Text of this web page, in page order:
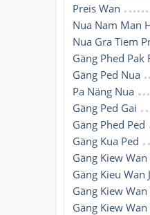
Preis Wan
Nua Nam Man
Nua Gra Tiem
Gäng Phed Pak
Gäng Ped Nua
Pa Näng Nua
Gäng Ped Gai
Gäng Phed Ped
Gäng Kua Ped
Gäng Kiew
Gäng Kieu Wan
Gäng Kiew Wan
Gäng Kiew Wan